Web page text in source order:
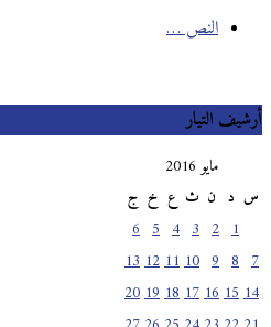
النص …
أرشيف التيار
مايو 2016
س
ث خ ج
10
11
12
13
14
15
16
17
18
19
20